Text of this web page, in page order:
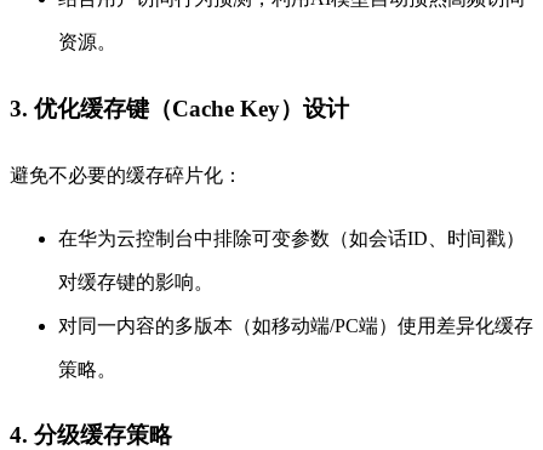
资源。
3. 优化缓存键（Cache Key）设计
避免不必要的缓存碎片化：
在华为云控制台中排除可变参数（如会话ID、时间戳）
对缓存键的影响。
对同一内容的多版本（如移动端/PC端）使用差异化缓存
策略。
4. 分级缓存策略